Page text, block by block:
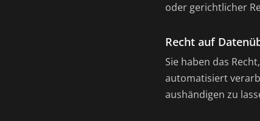
oder gerichtlicher
Recht auf
Sie haben das
automatisiert
aushändigen zu